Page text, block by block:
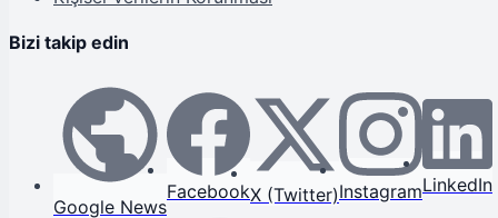
Bizi takip edin
Google News
FacebookX (Twitter)InstagramLinkedIn